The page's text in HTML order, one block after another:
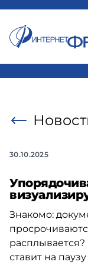
30.10.2025
Знакомо:
ставит на